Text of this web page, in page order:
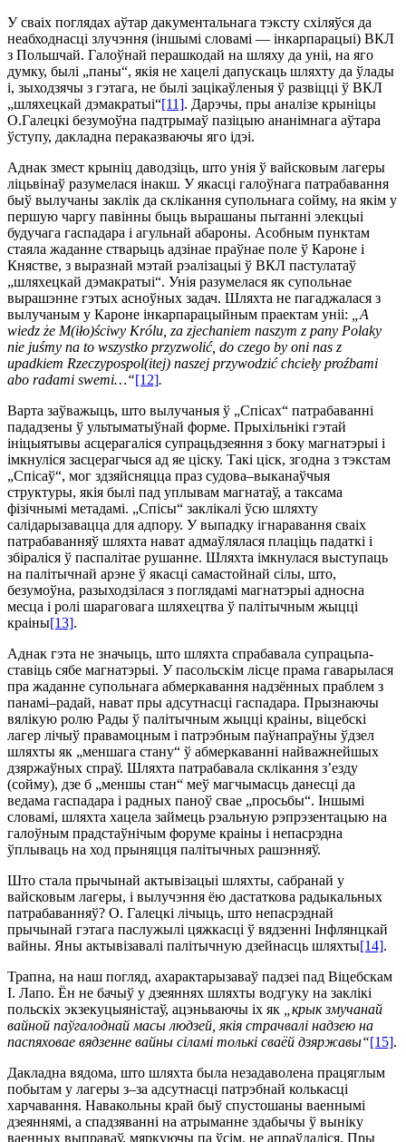
У сваіх поглядах аўтар дакументальнага тэксту схіляўся да
неабходнасці злучэння (іншымі словамі — інкарпарацыі) ВКЛ
з Польшчай. Галоўнай перашкодай на шляху да уніі, на яго
думку, былі „паны“, якія не хацелі дапускаць шляхту да ўлады
і, зыходзячы з гэтага, не былі зацікаўленыя ў развіцці ў ВКЛ
„шляхецкай дэмакратыі“[11]. Дарэчы, пры аналізе крыніцы
О.Галецкі безумоўна падтрымаў пазіцыю ананімнага аўтара
ўступу, дакладна пераказваючы яго ідэі.
Аднак змест крыніц даводзіць, што унія ў вайсковым лагеры
ліцьвінаў разумелася інакш. У якасці галоўнага патрабавання
быў вылучаны заклік да склікання супольнага сойму, на якім у
першую чаргу павінны быць вырашаны пытанні элекцыі
будучага гаспадара і агульнай абароны. Асобным пунктам
стаяла жаданне стварыць адзінае праўнае поле ў Кароне і
Княстве, з выразнай мэтай рэалізацыі ў ВКЛ пастулатаў
„шляхецкай дэмакратыі“. Унія разумелася як супольнае
вырашэнне гэтых асноўных задач. Шляхта не пага­джа­лася з
вылучаным у Кароне інкарпарацыйным праектам уніі:
„A
wiedz że M(iło)ściwy Królu, za zjechaniem naszym z pany Polaky
nie juśmy na to wszystko przyzwolić, do czego by oni nas z
upadkiem Rzeczypospol(itej) naszej przywodzić chcieły proźbami
abo radami swemi…“[12].
Варта заўважыць, што вылучаныя ў „Спісах“ патрабаванні
пададзены ў ультыматыўнай форме. Прыхільнікі гэтай
ініцыятывы асцерагаліся супрацьдзеяння з боку магнатэрыі і
імкнуліся засцерагчыся ад яе ціску. Такі ціск, згодна з тэкстам
„Спісаў“, мог здзяйсняцца праз судова–выканаўчыя
структуры, якія былі пад уплывам магнатаў, а таксама
фізічнымі метадамі. „Спісы“ заклікалі ўсю шляхту
салідарызавацца для адпору. У выпадку ігнаравання сваіх
патрабаванняў шляхта нават адмаўлялася плаціць падаткі і
збіраліся ў паспалітае рушанне. Шляхта імкнулася выступаць
на палітычнай арэне ў якасці самастойнай сілы, што,
безумоўна, разыходзілася з поглядамі магнатэрыі адносна
месца і ролі шараговага шляхецтва ў палітычным жыцці
краіны[13].
Аднак гэта не значыць, што шляхта спрабавала супраць­па­
ставіць сябе магнатэрыі. У пасольскім лісце прама гаварылася
пра жаданне супольнага абмеркавання надзённых праблем з
панамі–радай, нават пры адсутнасці гаспадара. Прызнаючы
вялікую ролю Рады ў палітычным жыцці краіны, віцебскі
лагер лічыў правамоцным і патрэбным паўнапраўны ўдзел
шляхты як „меншага стану“ ў абмеркаванні найважнейшых
дзяржаўных спраў. Шляхта патрабавала склікання з’езду
(сойму), дзе б „меншы стан“ меў магчымасць данесці да
ведама гаспадара і радных паноў свае „просьбы“. Іншымі
словамі, шляхта хацела займець рэальную рэпрэзентацыю на
галоўным прадстаўнічым форуме краіны і непасрэдна
ўплываць на ход прыняцця палітычных рашэнняў.
Што стала прычынай актывізацыі шляхты, сабранай у
вайсковым лагеры, і вылучэння ёю дастаткова радыкальных
патрабаванняў? О. Галецкі лічыць, што непасрэднай
прычынай гэтага паслужылі цяжкасці ў вядзенні Інфлянцкай
вайны. Яны актывізавалі палітычную дзейнасць шляхты[14].
Трапна, на наш погляд, ахарактарызаваў падзеі пад Віцебскам
І. Лапо. Ён не бачыў у дзеяннях шляхты водгуку на заклікі
польскіх экзекуцыяністаў, ацэньваючы іх як
„крык змучанай
вайной паўгалоднай масы людзей, якія страчвалі надзею на
паспяховае вядзенне вайны сіламі толькі сваёй дзяржавы“[15].
Дакладна вядома, што шляхта была незадаволена працяглым
побытам у лагеры з–за адсутнасці патрэбнай колькасці
харчавання. Навакольны край быў спустошаны ваеннымі
дзеяннямі, а спадзяванні на атрыманне здабычы ў выніку
ваенных выправаў, мяркуючы па ўсім, не апраўдаліся. Пры